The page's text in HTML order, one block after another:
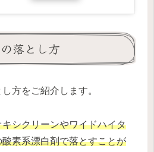
落とし方
方をご紹介します。
シクリーンやワイドハイタ
素系漂白剤で落とすことが